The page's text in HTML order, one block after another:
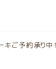
ご予約承り中！